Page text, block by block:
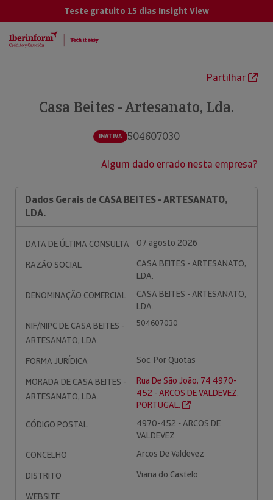
Teste gratuito 15 dias Insight View
Partilhar
Casa Beites - Artesanato, Lda.
INATIVA 504607030
Algum dado errado nesta empresa?
Dados Gerais de CASA BEITES - ARTESANATO,
LDA.
DATA DE ÚLTIMA CONSULTA
07 agosto 2026
RAZÃO SOCIAL
CASA BEITES - ARTESANATO,
LDA.
DENOMINAÇÃO COMERCIAL
CASA BEITES - ARTESANATO,
LDA.
NIF/NIPC DE CASA BEITES -
ARTESANATO, LDA.
504607030
FORMA JURÍDICA
Soc. Por Quotas
MORADA DE CASA BEITES -
ARTESANATO, LDA.
Rua De São João, 74 4970-
452 - ARCOS DE VALDEVEZ.
PORTUGAL.
CÓDIGO POSTAL
4970-452 - ARCOS DE
VALDEVEZ
CONCELHO
Arcos De Valdevez
DISTRITO
Viana do Castelo
WEBSITE